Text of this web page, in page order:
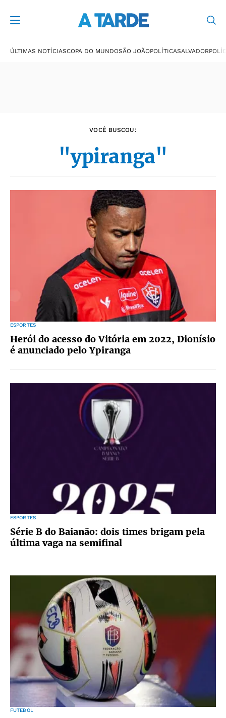
ÚLTIMAS NOTÍCIASCOPA DO MUNDOSÃO JOÃOPOLÍTICASALVADOR
VOCÊ BUSCOU:
"ypiranga"
ESPORTES
Herói do acesso do Vitória em 2022, Dionísio
é anunciado pelo Ypiranga
ESPORTES
Série B do Baianão: dois times brigam pela
última vaga na semifinal
FUTEBOL